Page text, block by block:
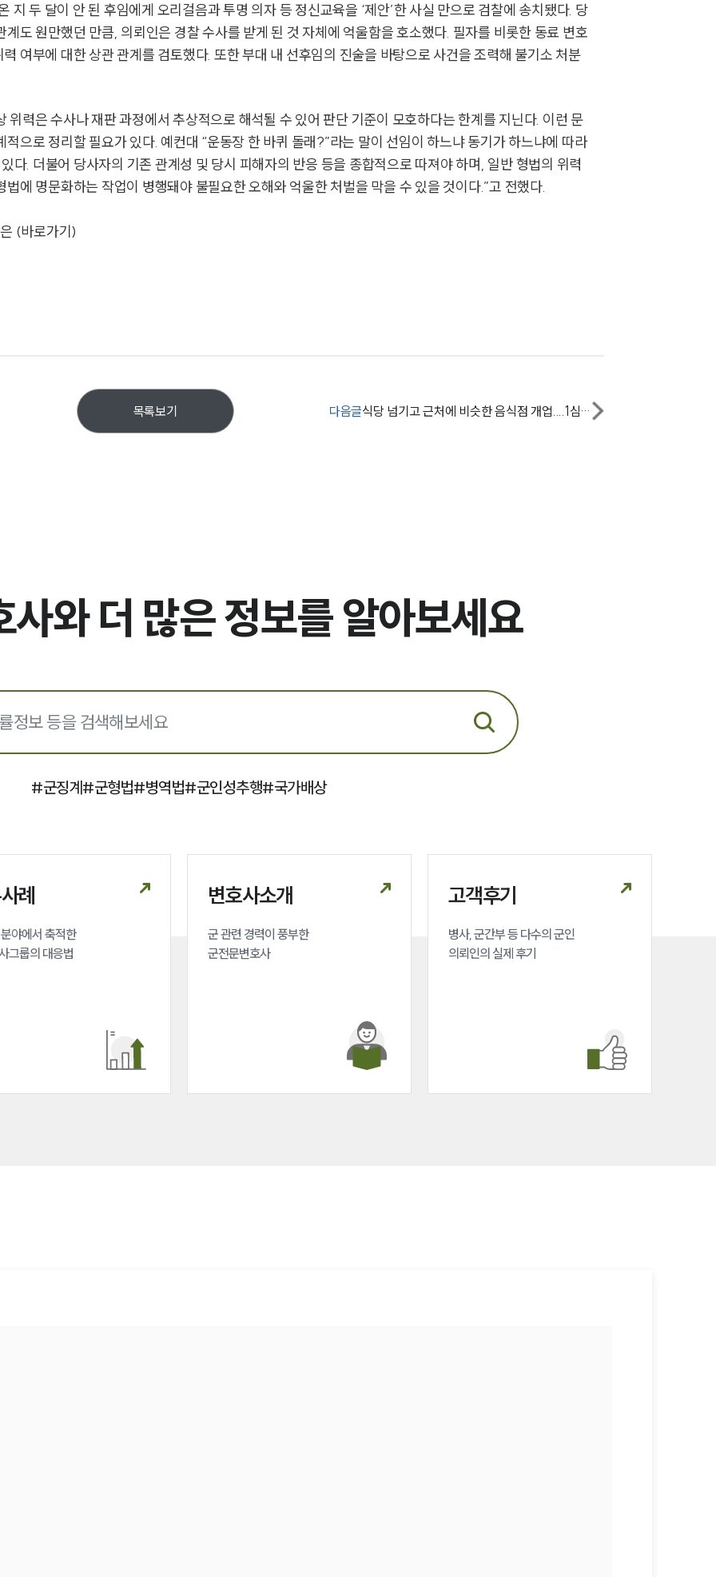
대륜의 강점
오시는 길
고객의 소리
통합검색
AI대륜
군전문변호사
언론보도
공지사항
대륜법률상담예약
대륜법률상담예약
지 두 달이 안 된 후임에게 오리걸음과 투명 의자 등 정신교육을 ‘제안’한 사실 만으로 검찰에 송치됐다. 당
도 원만했던 만큼, 의뢰인은 경찰 수사를 받게 된 것 자체에 억울함을 호소했다. 필자를 비롯한 동료 변호
여부에 대한 상관 관계를 검토했다. 또한 부대 내 선후임의 진술을 바탕으로 사건을 조력해 불기소 처분
위력은 수사나 재판 과정에서 추상적으로 해석될 수 있어 판단 기준이 모호하다는 한계를 지닌다. 이런 문
으로 정리할 필요가 있다. 예컨대 “운동장 한 바퀴 돌래?”라는 말이 선임이 하느냐 동기가 하느냐에 따라
다. 더불어 당사자의 기존 관계성 및 당시 피해자의 반응 등을 종합적으로 따져야 하며, 일반 형법의 위력
에 명문화하는 작업이 병행돼야 불필요한 오해와 억울한 처벌을 막을 수 있을 것이다.”고 전했다.
(바로가기)
다음글 식당 넘기고 근처에 비슷한 음식점 개업....1심 법원, ‘폐점·손해배상’ 판결
목록보기
사와더 많은 정보를 알아보세요
#군징계#군형법#병역법#군인성추행#국가배상
례
야에서 축적한
그룹의 대응법
변호사소개
군 관련 경력이 풍부한
군전문변호사
고객후기
병사, 군간부 등 다수의 군인
의뢰인의 실제 후기